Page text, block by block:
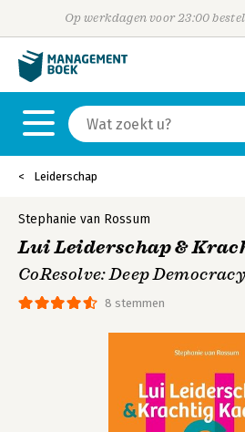
Op werkdagen voor 23:00
Leiderschap
8 stemmen
Stephanie van Rossum
Lui Leiderschap &
CoResolve: Deep